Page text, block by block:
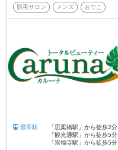
脱毛サロン メンズ おでこ
最寄駅
「思案橋駅」から徒歩2分
「観光通駅」から徒歩5分
「崇福寺駅」から徒歩5分